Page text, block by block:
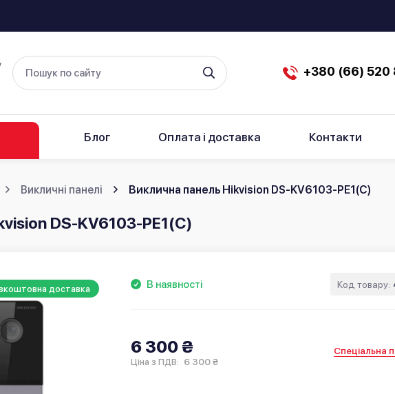
+380 (66) 520
Блог Оплата і доставка Контакти
Викличні панелі Виклична панель Hikvision DS-KV6103-PE1(С)
DS-KV6103-PE1(С)
доставка В наявності Код товару:
6 300 ₴ Спеціальна
Ціна з ПДВ: 6 300 ₴